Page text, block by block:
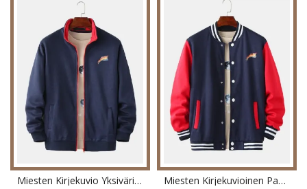
Miesten Kirjekuvio Yksivärinen Paksu Lämmin Vuorattu Pitkähihainen Baseball-Takki Taskulla
Miesten Kirjekuvioinen Paksu Kontrastivärinen Tilkkuvärinen Baseball-Kaulus Pitkähihainen Takki